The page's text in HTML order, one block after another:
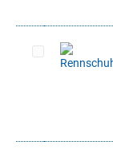
Artikel